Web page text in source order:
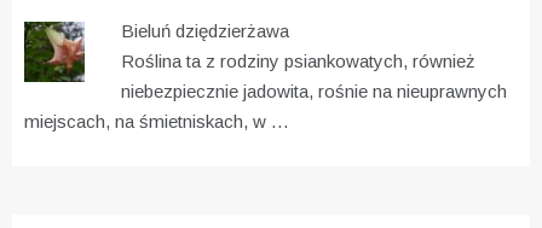
Bieluń dziędzierżawa
Roślina ta z rodziny psiankowatych, również
niebezpiecznie jadowita, rośnie na nieuprawnych
miejscach, na śmietniskach, w …